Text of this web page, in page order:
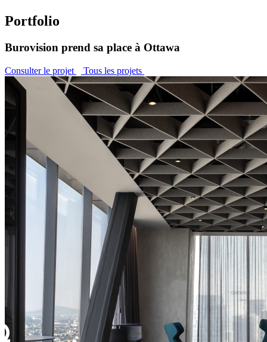
Portfolio
Burovision prend sa place à Ottawa
Consulter le projet Tous les projets